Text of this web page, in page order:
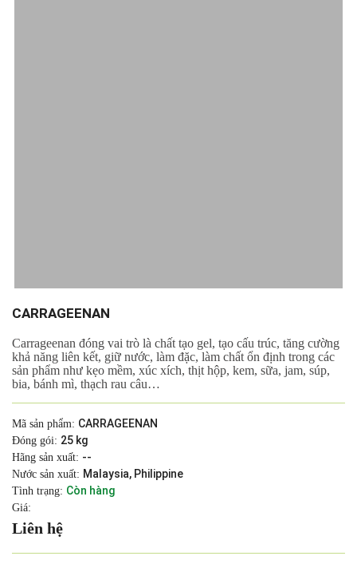
CARRAGEENAN
Carrageenan đóng vai trò là chất tạo gel, tạo cấu trúc, tăng cường
khả năng liên kết, giữ nước, làm đặc, làm chất ổn định trong các
sản phẩm như kẹo mềm, xúc xích, thịt hộp, kem, sữa, jam, súp,
bia, bánh mì, thạch rau câu…
Mã sản phẩm: CARRAGEENAN
Đóng gói: 25 kg
Hãng sản xuất: --
Nước sản xuất: Malaysia, Philippine
Tình trạng: Còn hàng
Giá:
Liên hệ